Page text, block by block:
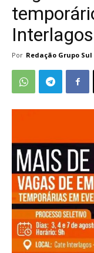
Interlagos
Por Redação Grupo Sul